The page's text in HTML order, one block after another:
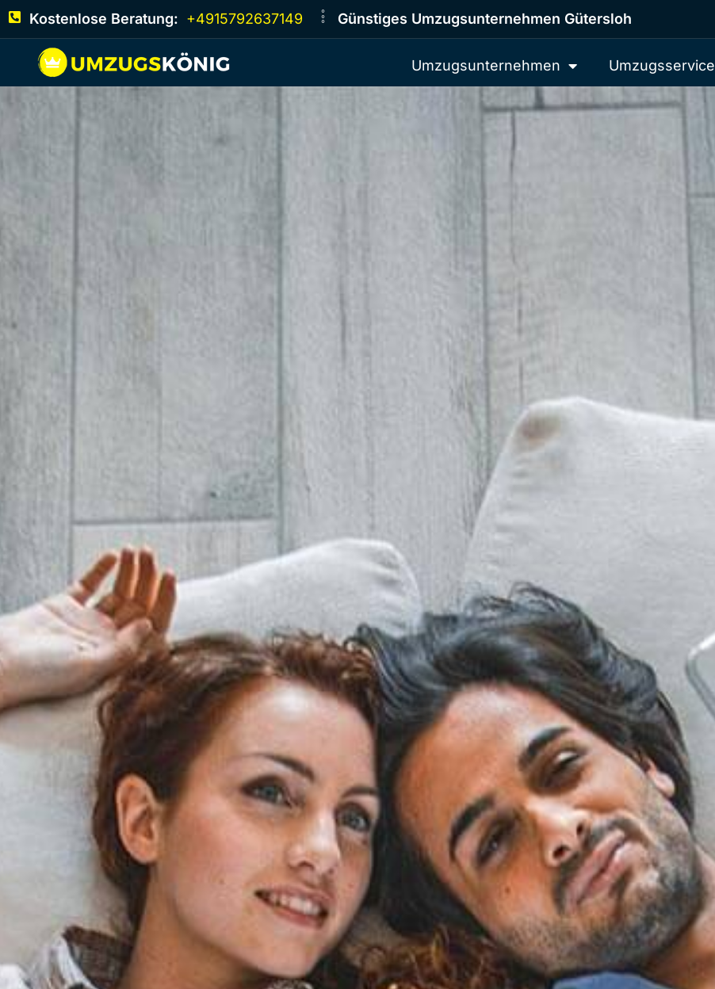
Kostenlose Beratung: +4915792637149 Günstiges Umzugsunternehmen Gütersloh
Umzugsunternehmen Umzugsservice